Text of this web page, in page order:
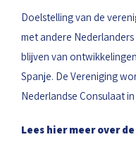
Doelstelling van de
met andere
blijven van
Spanje. De Vereniging
Nederlandse Consulaat
Lees hier meer over de